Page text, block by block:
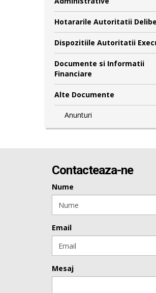
Hotararile Autoritatii
Dispozitiile Autoritatii
Documente si Informatii
Financiare
Alte Documente
Anunturi
Contacteaza-ne
Nume
Email
Mesaj